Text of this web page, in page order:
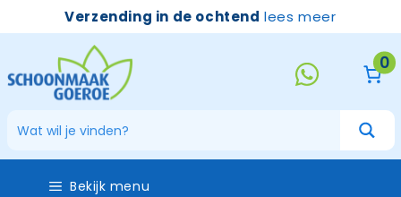
Verzending in de ochtend lees meer
0
Bekijk menu